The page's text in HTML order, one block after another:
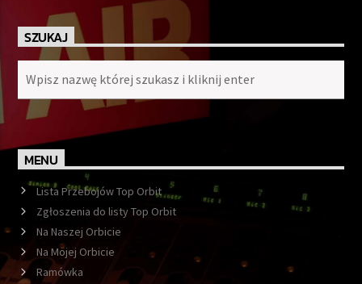
SZUKAJ
MENU
Lista Przebojów Top Orbit
Zgłoszenia do listy Top Orbit
Na Naszej Orbicie
Na Mojej Orbicie
Ramówka